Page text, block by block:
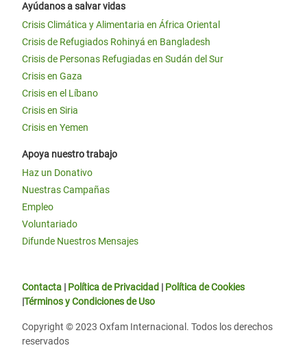
Ayúdanos a salvar vidas
Crisis Climática y Alimentaria en África Oriental
Crisis de Refugiados Rohinyá en Bangladesh
Crisis de Personas Refugiadas en Sudán del Sur
Crisis en Gaza
Crisis en el Líbano
Crisis en Siria
Crisis en Yemen
Apoya nuestro trabajo
Haz un Donativo
Nuestras Campañas
Empleo
Voluntariado
Difunde Nuestros Mensajes
Contacta | Política de Privacidad | Política de Cookies
|Términos y Condiciones de Uso
Copyright © 2023 Oxfam Internacional. Todos los derechos
reservados